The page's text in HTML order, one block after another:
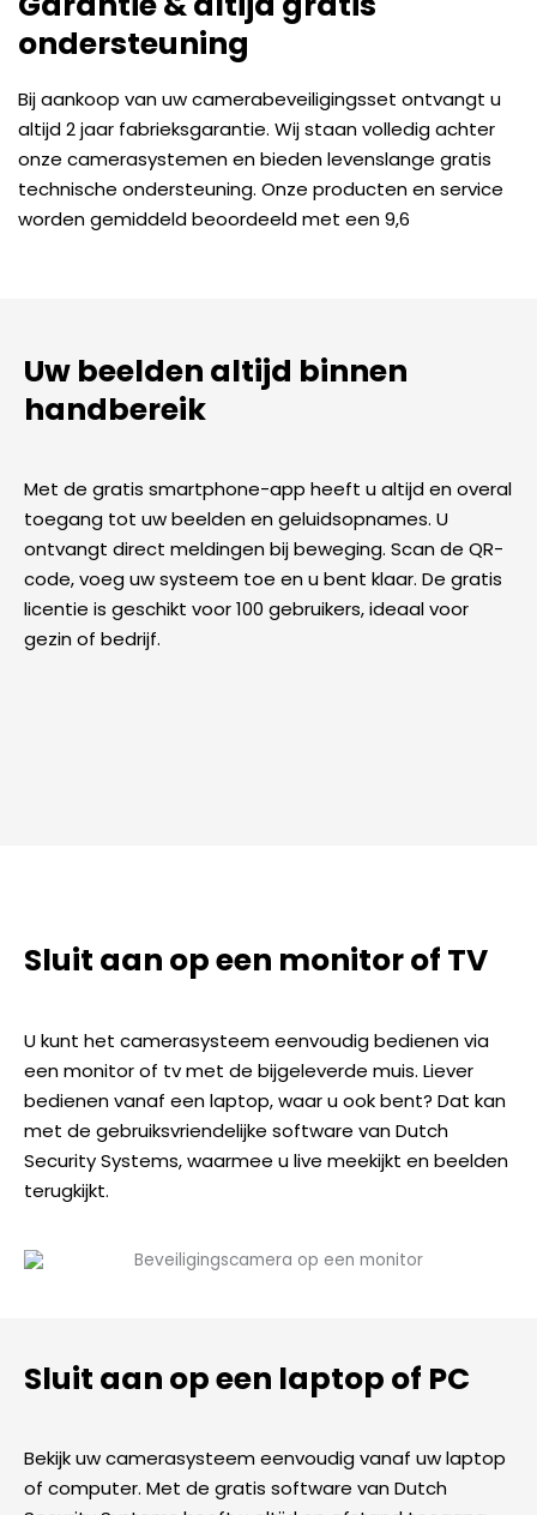
ondersteuning
Bij aankoop van uw camerabeveiligingsset ontvangt u
altijd 2 jaar fabrieksgarantie. Wij staan volledig achter
onze camerasystemen en bieden levenslange gratis
technische ondersteuning. Onze producten en service
worden gemiddeld beoordeeld met een 9,6
Uw beelden altijd binnen
handbereik
Met de gratis smartphone-app heeft u altijd en overal
toegang tot uw beelden en geluidsopnames. U
ontvangt direct meldingen bij beweging. Scan de QR-
code, voeg uw systeem toe en u bent klaar. De gratis
licentie is geschikt voor 100 gebruikers, ideaal voor
gezin of bedrijf.
Sluit aan op een monitor of TV
U kunt het camerasysteem eenvoudig bedienen via
een monitor of tv met de bijgeleverde muis. Liever
bedienen vanaf een laptop, waar u ook bent? Dat kan
met de gebruiksvriendelijke software van Dutch
Security Systems, waarmee u live meekijkt en beelden
terugkijkt.
Sluit aan op een laptop of PC
Bekijk uw camerasysteem eenvoudig vanaf uw laptop
of computer. Met de gratis software van Dutch